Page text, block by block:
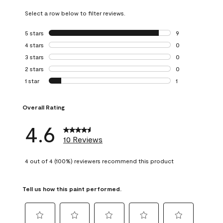
Select a row below to filter reviews.
5 stars stars
9
9 reviews with 5
4 stars stars
0
0 reviews with 4
3 stars stars
0
0 reviews with 3
2 stars stars
0
0 reviews with 2
1 star stars
1
Overall Rating
4.6 10 Reviews
4 out of 4 (100%) reviewers recommend this product
Tell us how this paint performed.